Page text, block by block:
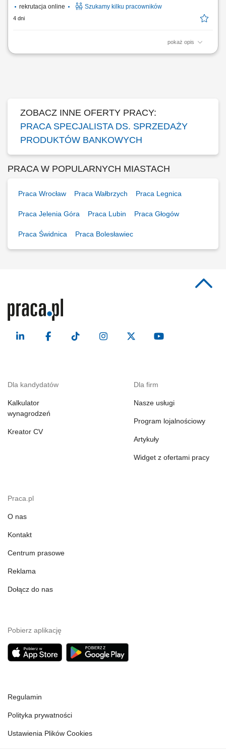
rekrutacja online
Szukamy kilku pracowników
4 dni
pokaż opis
Zakres obowiązków: Prowadzenie telefonicznych rozmów z klientami
ZOBACZ INNE OFERTY PRACY:
PRACA SPECJALISTA DS. SPRZEDAŻY
PRODUKTÓW BANKOWYCH
PRACA W POPULARNYCH MIASTACH
Praca Wrocław Praca Wałbrzych Praca Legnica
Praca Jelenia Góra Praca Lubin Praca Głogów
Praca Świdnica Praca Bolesławiec
Dla kandydatów
Kalkulator
wynagrodzeń
Kreator CV
Dla firm
Nasze usługi
Program lojalnościowy
Artykuły
Widget z ofertami pracy
Praca.pl
O nas
Kontakt
Centrum prasowe
Reklama
Dołącz do nas
Pobierz aplikację
Regulamin
Polityka prywatności
Ustawienia Plików Cookies